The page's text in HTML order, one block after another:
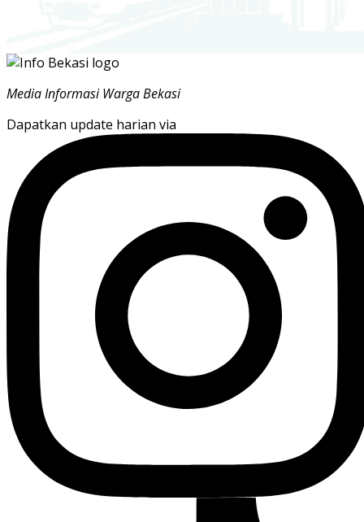
Media Informasi Warga Bekasi
Dapatkan update harian via